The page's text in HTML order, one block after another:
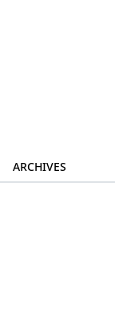
ARCHIVES